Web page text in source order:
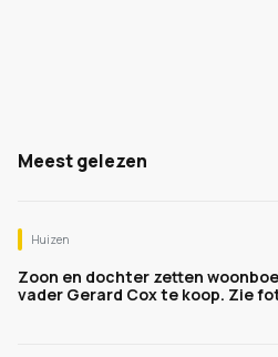
Meest gelezen
Huizen
Zoon en dochter zetten
vader Gerard Cox te koop. Zie